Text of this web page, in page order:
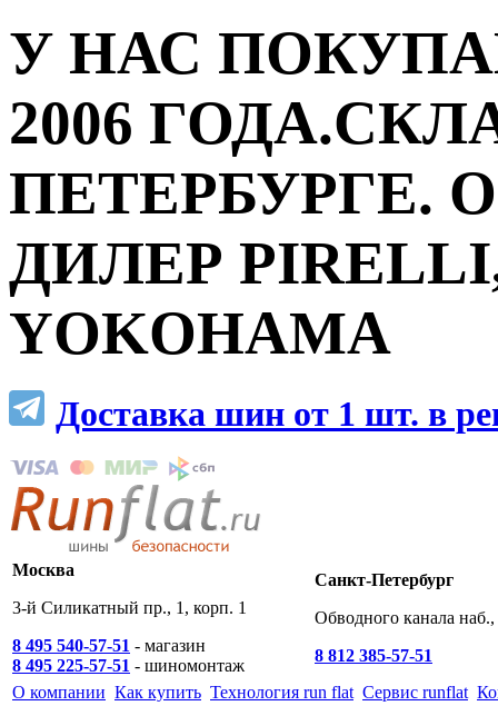
У НАС
2006
ПЕТЕРБУРГЕ.
ДИЛЕР
YOKOHAMA
Доставка шин от 1 шт. в
Москва
3-й Силикатный пр., 1, корп. 1
8 495 540-57-51 - магазин
8 495 225-57-51 - шиномонтаж
Санкт-Петербург
Обводного канала
8 812 385-57-51
О компании Как купить Технология run flat Сервис runflat